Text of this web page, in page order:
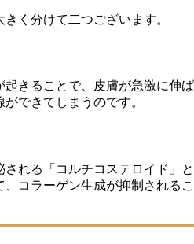
く分けて二つございます。
きることで、皮膚が急激に伸ば
できてしまうのです。
れる「コルチコステロイド」と
コラーゲン生成が抑制されるこ